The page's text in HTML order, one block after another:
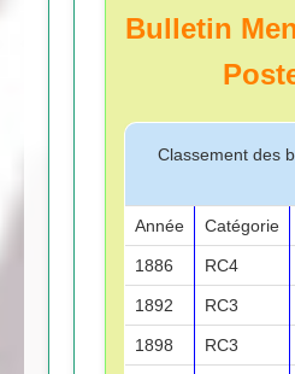
Bulletin
Classement des
Année Catégorie
1886 RC4
1892 RC3
1898 RC3